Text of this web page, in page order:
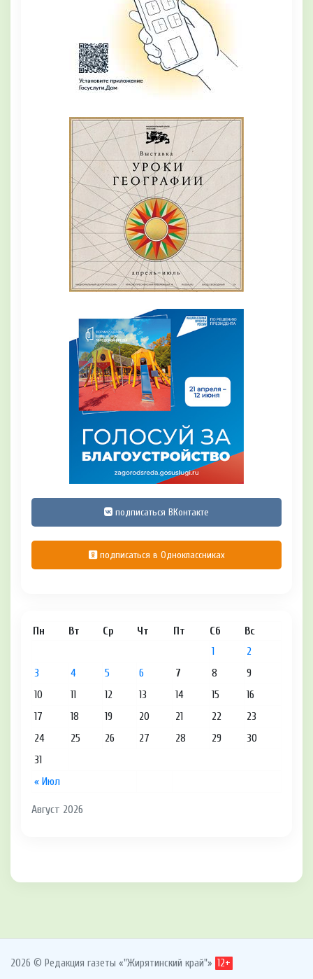
подписаться ВКонтакте
подписаться в Одноклассниках
Август 2026
Пн Вт Ср Чт Пт Сб Вс
« Июл
1
2
3
4 5 6 7 8
9
10
11 12 13 14 15
16
17
18 19 20 21 22
23
24
25 26 27 28 29
30
31
2026 © Редакция газеты «"Жирятинский край"» 12+